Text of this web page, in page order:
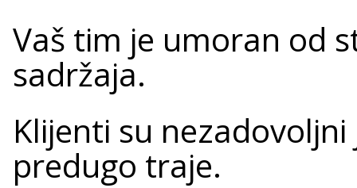
Vaš tim je umoran od
sadržaja.
Klijenti su
predugo traje.